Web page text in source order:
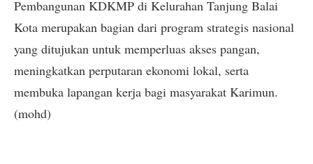
Pembangunan KDKMP di Kelurahan Tanjung Balai
Kota merupakan bagian dari program strategis nasional
yang ditujukan untuk memperluas akses pangan,
meningkatkan perputaran ekonomi lokal, serta
membuka lapangan kerja bagi masyarakat Karimun.
(mohd)